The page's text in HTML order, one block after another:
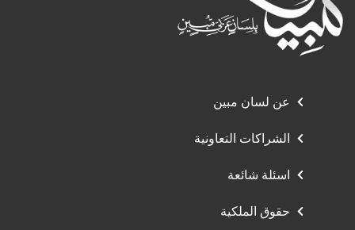
عن لسان مبين
الشراكات التعاونية
اسئلة شائعة
حقوق الملكية